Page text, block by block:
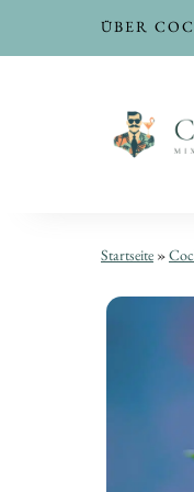
ÜBER
Morning
Melancholia
Morning
Melancholia
Startseite »